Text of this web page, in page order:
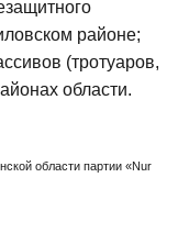
районе;
(тротуаров,
области.
области партии «Nur